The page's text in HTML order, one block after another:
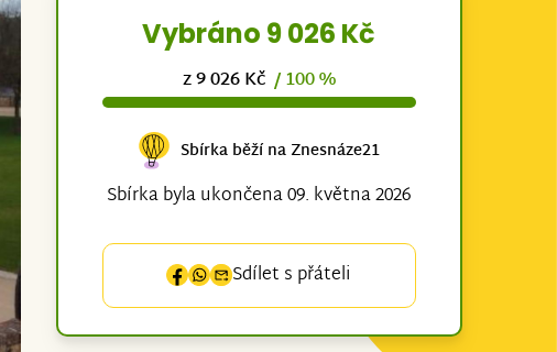
Vybráno 9 026 Kč
z 9 026 Kč / 100 %
Sbírka běží na Znesnáze21
Sbírka byla ukončena 09. května 2026
Sdílet s přáteli